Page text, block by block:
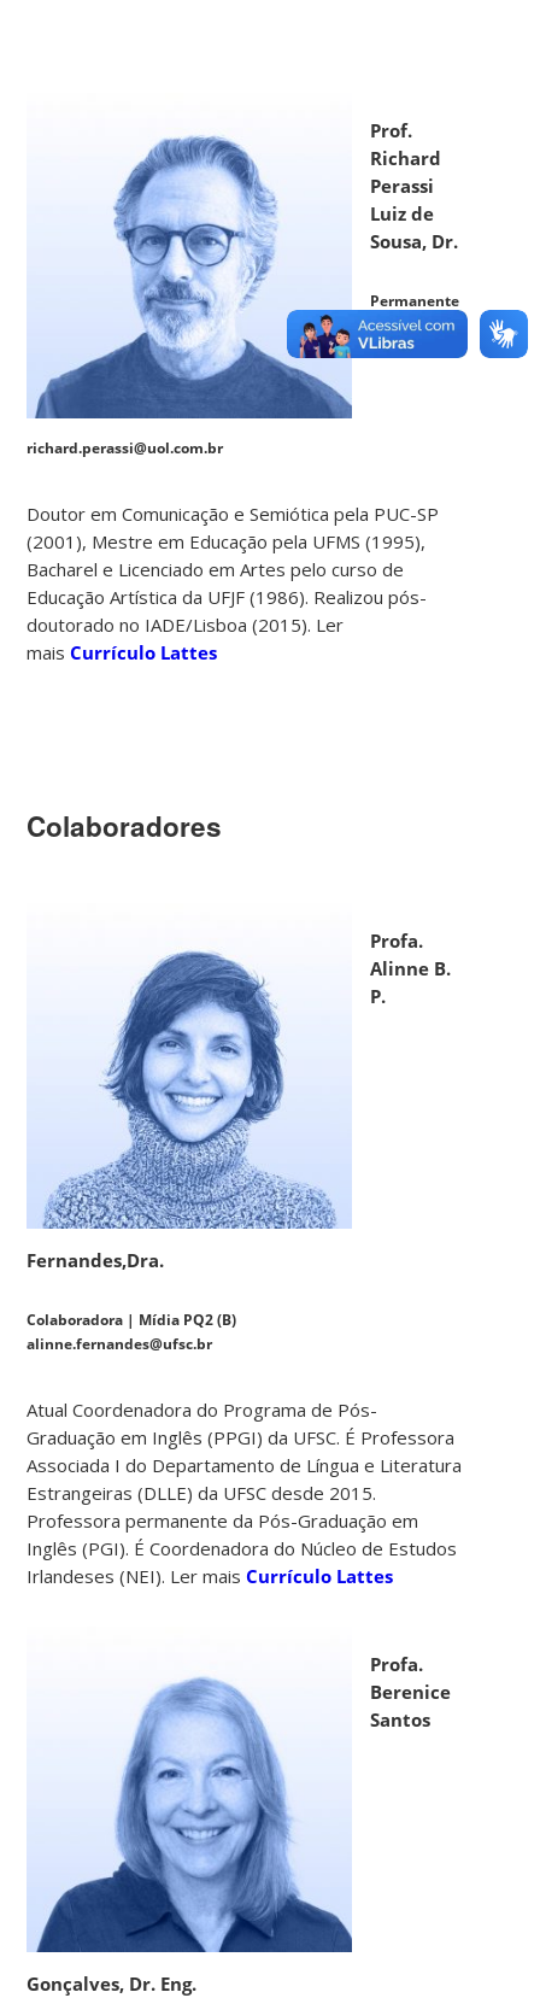
Prof.
Richard
Perassi
Luiz de
Sousa, Dr.
Permanente
| Mídia
richard.perassi@uol.com.br
Doutor em Comunicação e Semiótica pela PUC-SP
(2001), Mestre em Educação pela UFMS (1995),
Bacharel e Licenciado em Artes pelo curso de
Educação Artística da UFJF (1986). Realizou pós-
doutorado no IADE/Lisboa (2015). Ler
maisCurrículo Lattes
Colaboradores
Profa.
Alinne B.
P.
Fernandes,Dra.
Colaboradora | Mídia PQ2 (B)
alinne.fernandes@ufsc.br
Atual Coordenadora do Programa de Pós-
Graduação em Inglês (PPGI) da UFSC. É Professora
Associada I do Departamento de Língua e Literatura
Estrangeiras (DLLE) da UFSC desde 2015.
Professora permanente da Pós-Graduação em
Inglês (PGI). É Coordenadora do Núcleo de Estudos
Irlandeses (NEI). Ler maisCurrículo Lattes
Profa.
Berenice
Santos
Gonçalves, Dr. Eng.